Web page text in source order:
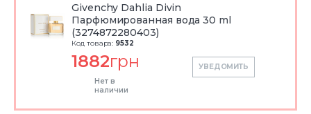
Givenchy Dahlia Divin
Парфюмированная вода 30 ml
(3274872280403)
Код товара: 9532
1882грн
Нет в
наличии
УВЕДОМИТЬ